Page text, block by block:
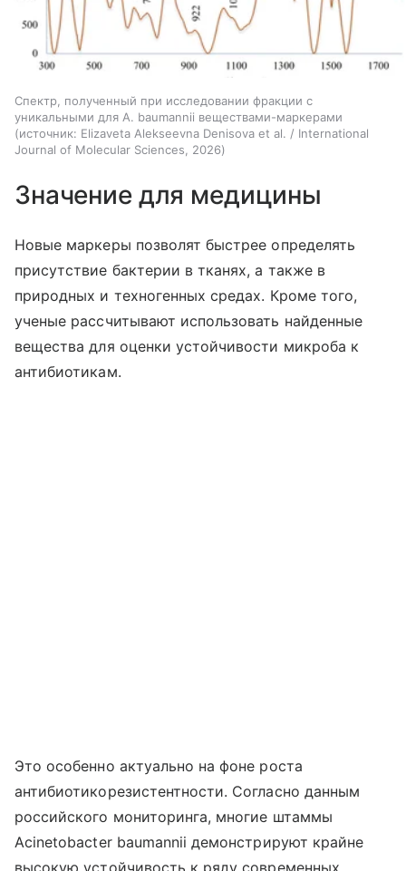
Спектр, полученный при исследовании фракции с
уникальными для A. baumannii веществами-маркерами
источник: Elizaveta Alekseevna Denisova et al. / International
Journal of Molecular Sciences, 2026
Значение для медицины
Новые маркеры позволят быстрее определять
присутствие бактерии в тканях, а также в
природных и техногенных средах. Кроме того,
ученые рассчитывают использовать найденные
вещества для оценки устойчивости микроба к
антибиотикам.
Это особенно актуально на фоне роста
антибиотикорезистентности. Согласно данным
российского мониторинга, многие штаммы
Acinetobacter baumannii демонстрируют крайне